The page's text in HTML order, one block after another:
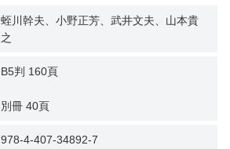
蛭川幹夫、小野正芳、武井文夫、山本貴
之
B5判 160頁
別冊 40頁
978-4-407-34892-7